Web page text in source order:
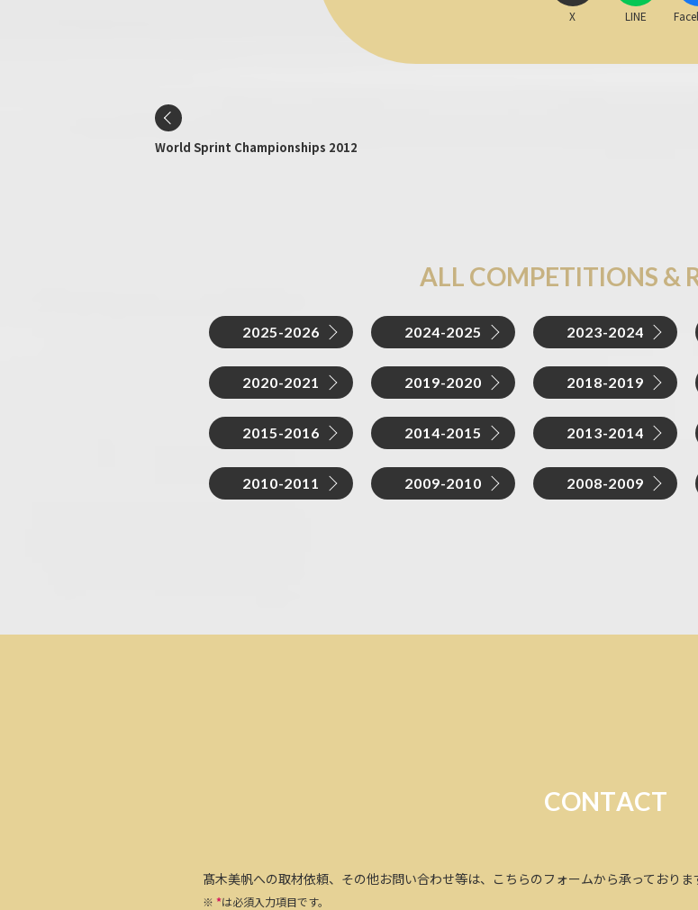
X LINE
World Sprint Championships 2012
ALL COMPETITIONS &
2025-2026 2024-2025 2023-2024
2020-2021 2019-2020 2018-2019
2015-2016 2014-2015 2013-2014
2010-2011 2009-2010 2008-2009
CONTACT
髙木美帆への取材依頼、その他お問い合わせ等は、こちらのフォームから承っておりま
※ *は必須入力項目です。